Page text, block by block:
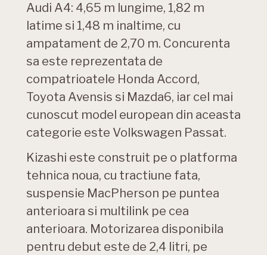
Audi A4: 4,65 m lungime, 1,82 m
latime si 1,48 m inaltime, cu
ampatament de 2,70 m. Concurenta
sa este reprezentata de
compatrioatele Honda Accord,
Toyota Avensis si Mazda6, iar cel mai
cunoscut model european din aceasta
categorie este Volkswagen Passat.
Kizashi este construit pe o platforma
tehnica noua, cu tractiune fata,
suspensie MacPherson pe puntea
anterioara si multilink pe cea
anterioara. Motorizarea disponibila
pentru debut este de 2,4 litri, pe